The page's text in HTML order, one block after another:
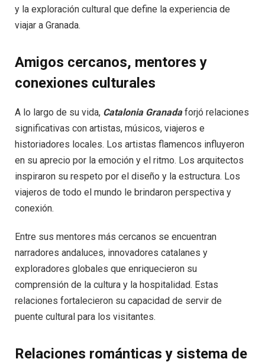
y la exploración cultural que define la experiencia de
viajar a Granada.
Amigos cercanos, mentores y
conexiones culturales
A lo largo de su vida, Catalonia Granadaforjó relaciones
significativas con artistas, músicos, viajeros e
historiadores locales. Los artistas flamencos influyeron
en su aprecio por la emoción y el ritmo. Los arquitectos
inspiraron su respeto por el diseño y la estructura. Los
viajeros de todo el mundo le brindaron perspectiva y
conexión.
Entre sus mentores más cercanos se encuentran
narradores andaluces, innovadores catalanes y
exploradores globales que enriquecieron su
comprensión de la cultura y la hospitalidad. Estas
relaciones fortalecieron su capacidad de servir de
puente cultural para los visitantes.
Relaciones románticas y sistema de